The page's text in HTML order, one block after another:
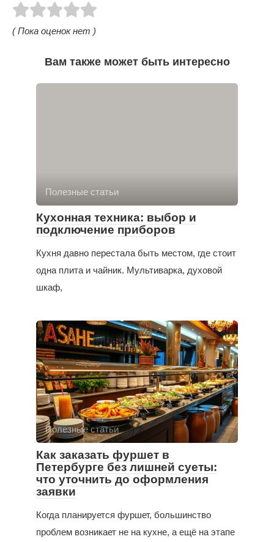
( Пока оценок нет )
Вам также может быть интересно
Полезные статьи
Кухонная техника: выбор и
подключение приборов
Кухня давно перестала быть местом, где стоит
одна плита и чайник. Мультиварка, духовой
шкаф,
Полезные статьи
Как заказать фуршет в
Петербурге без лишней суеты:
что уточнить до оформления
заявки
Когда планируется фуршет, большинство
проблем возникает не на кухне, а ещё на этапе